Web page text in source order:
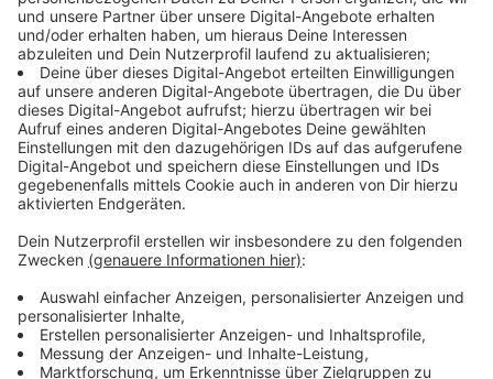
CSU und Grüne wollen Demonstrationen vor
Bundestag beschränken
Anzeige
Bundespolitiker von CSU und Grünen regten an, die
Beschränkungen für Demonstrationen in unmittelbarer
Nähe des Bundestags zu erweitern. Der CSU-
Rechtspolitiker Volker Ullrich schlug vor, das faktische
Demonstrationsverbot nicht mehr nur auf die
Sitzungstage des Parlaments zu beschränken - "mit
der Möglichkeit Ausnahmen zuzulassen", wie er der